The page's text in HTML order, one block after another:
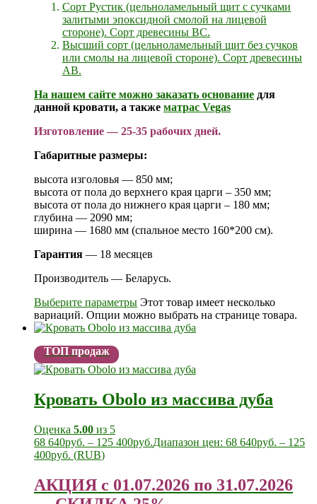
Сорт Рустик (цельноламельный щит с сучками
залитыми эпоксидной смолой на лицевой
стороне). Сорт древесины ВС.
Высший сорт (цельноламельный щит без сучков
или смолы на лицевой стороне). Сорт древесины
АВ.
На нашем сайте можно заказать основание для
данной кровати, а также матрас Vegas
Изготовление — 25-35 рабочих дней.
Габаритные размеры:
высота изголовья — 850 мм;
высота от пола до верхнего края царги – 350 мм;
высота от пола до нижнего края царги – 180 мм;
глубина — 2090 мм;
ширина — 1680 мм (спальное место 160*200 см).
Гарантия — 18 месяцев
Производитель — Беларусь.
Выберите параметры Этот товар имеет несколько
вариаций. Опции можно выбрать на странице товара.
ТОП продаж
Кровать Obolo из массива дуба
Оценка 5.00 из 5
68 640руб. – 125 400руб.Диапазон цен: 68 640руб. – 125
400руб. (RUB)
АКЦИЯ с 01.07.2026 по 31.07.2026